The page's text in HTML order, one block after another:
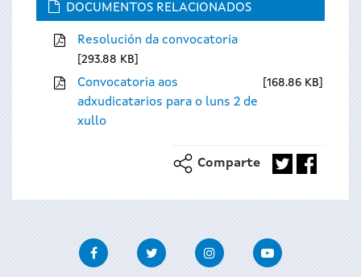
DOCUMENTOS RELACIONADOS
Resolución da convocatoria
293.88 KB
Convocatoria aos
adxudicatarios para o luns 2 de
xullo
168.86 KB
Comparte
FacebookTwitter InstagramYoutube